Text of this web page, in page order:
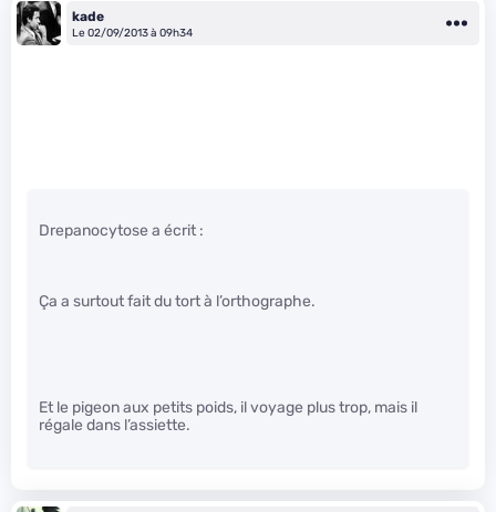
kade
Le 02/09/2013 à 09h34
Drepanocytose a écrit :
Ça a surtout fait du tort à l’orthographe.
Et le pigeon aux petits poids, il voyage plus trop, mais il
régale dans l’assiette.